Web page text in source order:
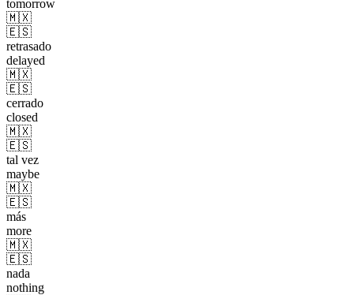
tomorrow
🇲🇽
🇪🇸
retrasado
delayed
🇲🇽
🇪🇸
cerrado
closed
🇲🇽
🇪🇸
tal vez
maybe
🇲🇽
🇪🇸
más
more
🇲🇽
🇪🇸
nada
nothing